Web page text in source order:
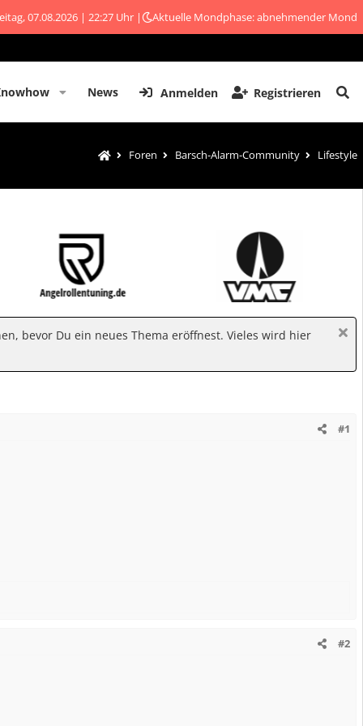
07.08.2026 | 22:27 Uhr | Aktuelle Mondphase: abnehmender Mond
News Anmelden Registrieren
Foren Barsch-Alarm-Community Lifestyle
bevor Du ein neues Thema eröffnest. Vieles wird hier
#1
#2